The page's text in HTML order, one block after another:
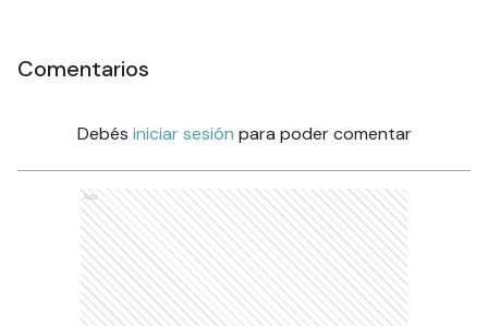
Comentarios
Debés iniciar sesión para poder comentar
Ads